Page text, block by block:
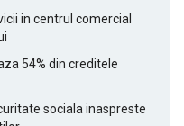
in centrul comercial
54% din creditele
sociala inaspreste